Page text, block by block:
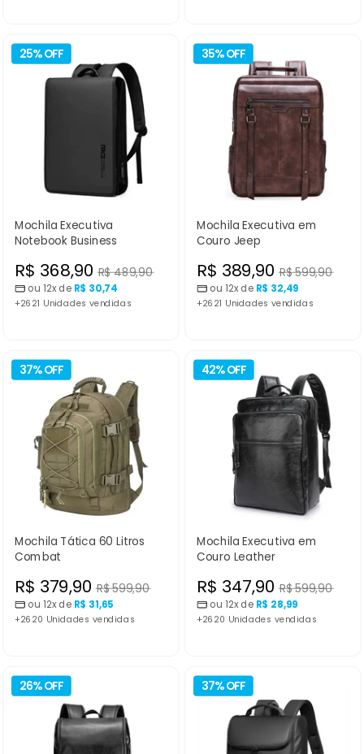
25% OFF
Mochila Executiva
Notebook Business
Preço
normal
R$ 489,90
Preço
promocional
R$ 368,90
ou 12x de R$ 30,74
+2621 Unidades vendidas
35% OFF
Mochila Executiva em
Couro Jeep
Preço
normal
R$ 599,90
Preço
promocional
R$ 389,90
ou 12x de R$ 32,49
+2621 Unidades vendidas
37% OFF
Mochila Tática 60 Litros
Combat
Preço
normal
R$ 599,90
Preço
promocional
R$ 379,90
ou 12x de R$ 31,65
+2620 Unidades vendidas
42% OFF
Mochila Executiva em
Couro Leather
Preço
normal
R$ 599,90
Preço
promocional
R$ 347,90
ou 12x de R$ 28,99
+2620 Unidades vendidas
26% OFF 37% OFF